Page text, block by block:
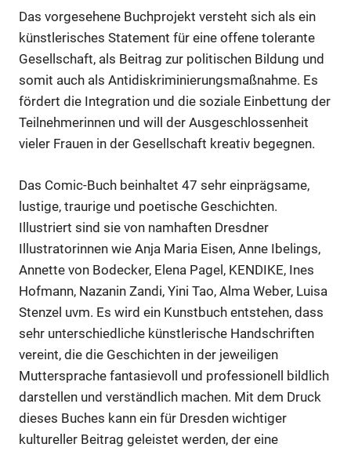
Anzeige
Das vorgesehene Buchprojekt versteht sich als ein
künstlerisches Statement für eine offene tolerante
Gesellschaft, als Beitrag zur politischen Bildung und
somit auch als Antidiskriminierungsmaßnahme. Es
fördert die Integration und die soziale Einbettung der
Teilnehmerinnen und will der Ausgeschlossenheit
vieler Frauen in der Gesellschaft kreativ begegnen.
Das Comic-Buch beinhaltet 47 sehr einprägsame,
lustige, traurige und poetische Geschichten.
Illustriert sind sie von namhaften Dresdner
Illustratorinnen wie Anja Maria Eisen, Anne Ibelings,
Annette von Bodecker, Elena Pagel, KENDIKE, Ines
Hofmann, Nazanin Zandi, Yini Tao, Alma Weber, Luisa
Stenzel uvm. Es wird ein Kunstbuch entstehen, dass
sehr unterschiedliche künstlerische Handschriften
vereint, die die Geschichten in der jeweiligen
Muttersprache fantasievoll und professionell bildlich
darstellen und verständlich machen. Mit dem Druck
dieses Buches kann ein für Dresden wichtiger
kultureller Beitrag geleistet werden, der eine